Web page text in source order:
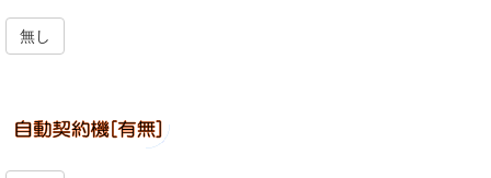
無し